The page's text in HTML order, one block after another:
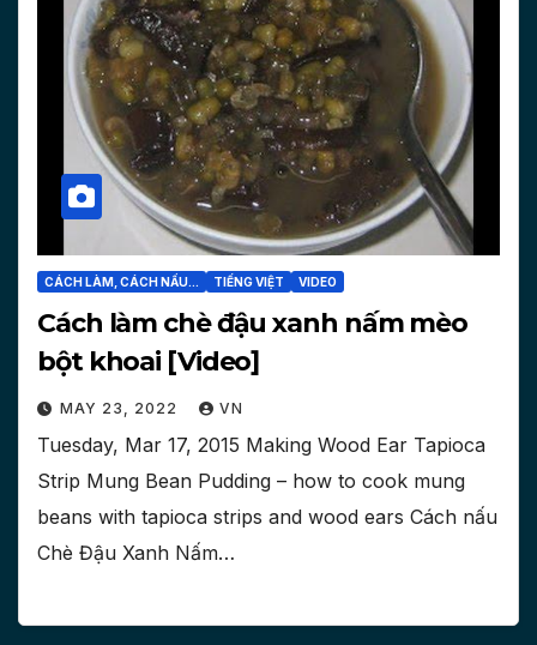
CÁCH LÀM, CÁCH NẤU... TIẾNG VIỆT VIDEO
Cách làm chè đậu xanh nấm mèo
bột khoai [Video]
MAY 23, 2022 VN
Tuesday, Mar 17, 2015 Making Wood Ear Tapioca
Strip Mung Bean Pudding – how to cook mung
beans with tapioca strips and wood ears Cách nấu
Chè Đậu Xanh Nấm…